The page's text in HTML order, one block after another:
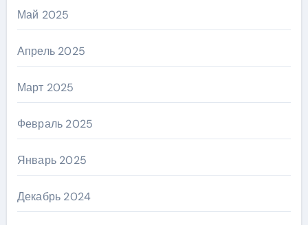
Май 2025
Апрель 2025
Март 2025
Февраль 2025
Январь 2025
Декабрь 2024